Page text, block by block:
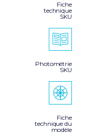
Fiche
technique
SKU
Photométrie
SKU
Fiche
technique du
modèle